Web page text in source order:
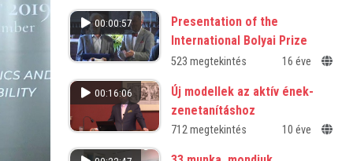
00:00:57
Presentation of the
International Bolyai Prize
523 megtekintés 16 éve
00:16:06
Új modellek az aktív ének-
zenetanításhoz
Az ének-zenetanítás módszerének
712 megtekintés 10 éve